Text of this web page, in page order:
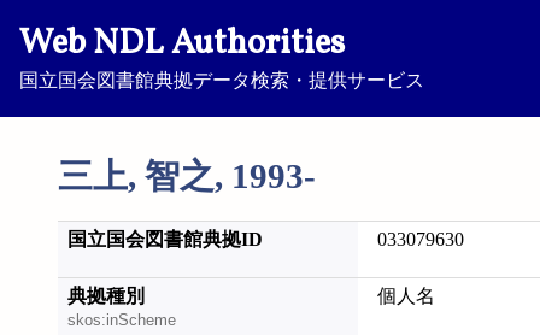
Web NDL Authorities
国立国会図書館典拠データ検索・提供サービス
三上, 智之, 1993-
国立国会図書館典拠ID 033079630
典拠種別
skos:inScheme
個人名